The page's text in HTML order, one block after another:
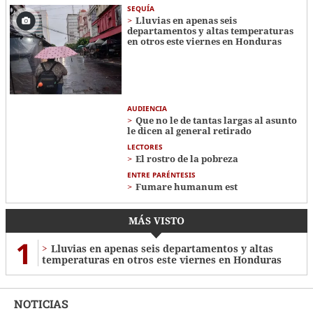
SEQUÍA
Lluvias en apenas seis
departamentos y altas temperaturas
en otros este viernes en Honduras
AUDIENCIA
Que no le de tantas largas al asunto
le dicen al general retirado
LECTORES
El rostro de la pobreza
ENTRE PARÉNTESIS
Fumare humanum est
MÁS VISTO
1
Lluvias en apenas seis departamentos y altas
temperaturas en otros este viernes en Honduras
NOTICIAS